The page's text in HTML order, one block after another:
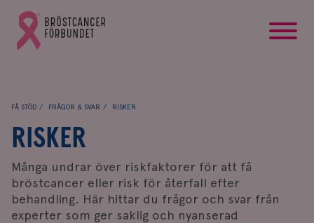
Gå
till
Bröstcancerförbundets
FÅ STÖD FRÅGOR & SVAR RISKER
RISKER
Många undrar över riskfaktorer för att få
bröstcancer eller risk för återfall efter
behandling. Här hittar du frågor och svar från
experter som ger saklig och nyanserad